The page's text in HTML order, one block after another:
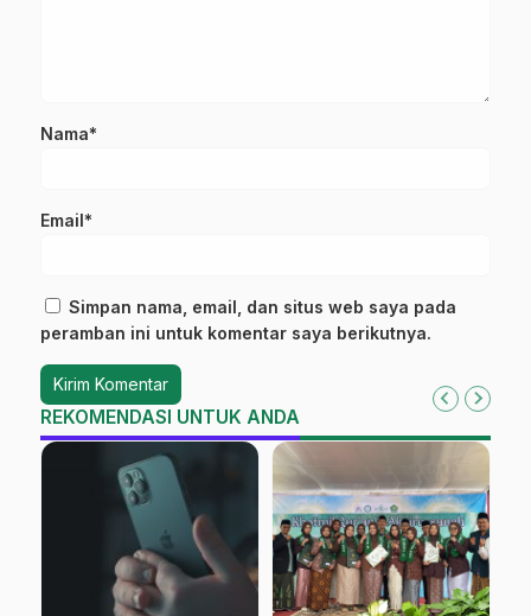
Nama*
Email*
Simpan nama, email, dan situs web saya pada
peramban ini untuk komentar saya berikutnya.
REKOMENDASI UNTUK ANDA